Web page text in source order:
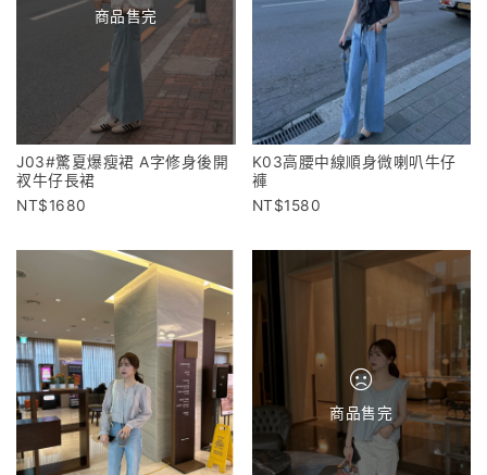
商品售完
J03#驚夏爆瘦裙 A字修身後開
衩牛仔長裙
1680
K03高腰中線順身微喇叭牛仔
褲
1580
商品售完